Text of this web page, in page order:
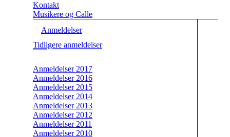
Kontakt
Musikere og Calle
Anmeldelser
Tidligere anmeldelser
Anmeldelser 2017
Anmeldelser 2016
Anmeldelser 2015
Anmeldelser 2014
Anmeldelser 2013
Anmeldelser 2012
Anmeldelser 2011
Anmeldelser 2010